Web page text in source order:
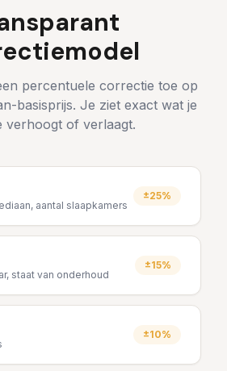
percentuele correctie toe op
basisprijs. Je ziet exact wat je
verhoogt of verlaagt.
aantal slaapkamers
±25%
staat van onderhoud
±15%
±10%